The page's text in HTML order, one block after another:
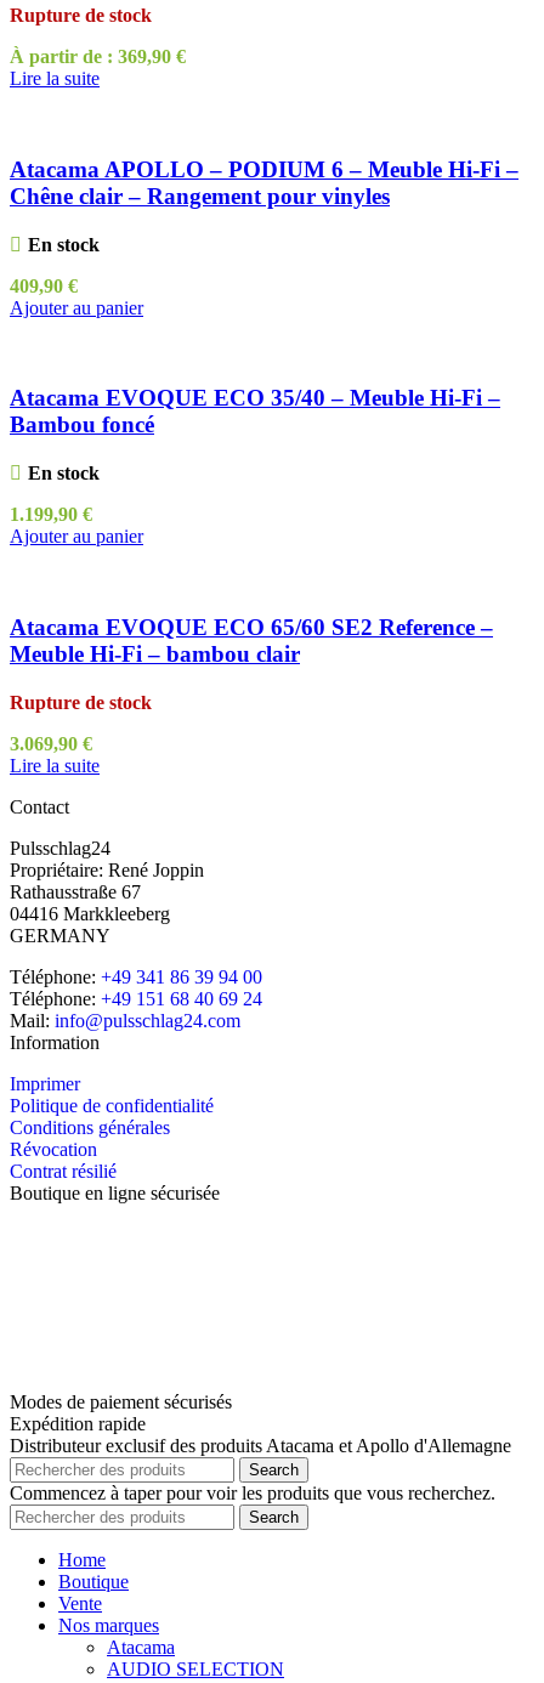
Rupture de stock
À partir de : 369,90 €
Lire la suite
Atacama APOLLO – PODIUM 6 – Meuble Hi-Fi –
Chêne clair – Rangement pour vinyles
En stock
409,90 €
Ajouter au panier
Atacama EVOQUE ECO 35/40 – Meuble Hi-Fi –
Bambou foncé
En stock
1.199,90 €
Ajouter au panier
Atacama EVOQUE ECO 65/60 SE2 Reference –
Meuble Hi-Fi – bambou clair
Rupture de stock
3.069,90 €
Lire la suite
Contact
Pulsschlag24
Propriétaire: René Joppin
Rathausstraße 67
04416 Markkleeberg
GERMANY
Téléphone: +49 341 86 39 94 00
Téléphone: +49 151 68 40 69 24
Mail: info@pulsschlag24.com
Information
Imprimer
Politique de confidentialité
Conditions générales
Révocation
Contrat résilié
Boutique en ligne sécurisée
Modes de paiement sécurisés
Expédition rapide
Distributeur exclusif des produits Atacama et Apollo d'Allemagne
Search
Commencez à taper pour voir les produits que vous recherchez.
Search
Home
Boutique
Vente
Nos marques
Atacama
AUDIO SELECTION